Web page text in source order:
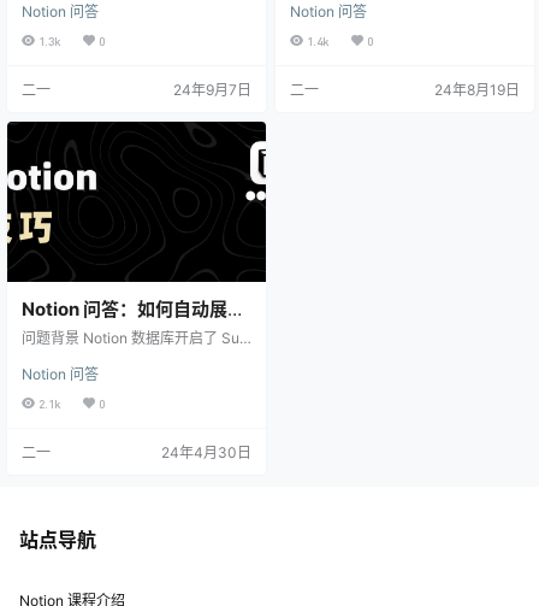
此。 首先，Notion 的数据库虽然有
加载页数限制，但最少也需要有 10
条，因此就不能实现「只显示最后
另一个数据库，以及一些函数公式
01 中的页面 A1、A2、A3、A4 等
页面全部关联到数据库 02 中的页面
B（命名为最后更新条目」 在数据库
02 中创…
Notion 问答
1.3k 0
二一 24年9月7日
tion 的数据库所呈现的内容都必须
按照一定的逻辑进行排序，这样一
来就没办法达到「随机浏览」的目
函数，可以间接达到随机浏览的目
Notion 问答
1.4k 0
二一 24年8月19日
Notion 问答：如何自动展开
数据库的子项（Sub-
问题背景 Notion 数据库开启了 Sub
会被折叠起来，于是每次查看页
面，都需要重新展开 解决方法 添加
一个筛选项，筛选条件为「Parent it
刷新页面，子项也会被全部展开：
Notion 问答
2.1k 0
二一 24年4月30日
站点导航
Notion 课程介绍